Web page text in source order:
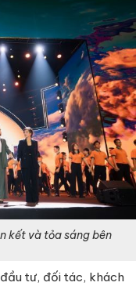
kết và tỏa sáng bên
tư, đối tác, khách